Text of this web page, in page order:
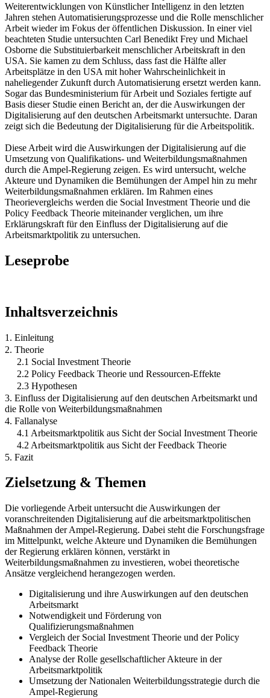
Weiterentwicklungen von Künstlicher Intelligenz in den letzten
Jahren stehen Automatisierungsprozesse und die Rolle menschlicher
Arbeit wieder im Fokus der öffentlichen Diskussion. In einer viel
beachteten Studie untersuchten Carl Benedikt Frey und Michael
Osborne die Substituierbarkeit menschlicher Arbeitskraft in den
USA. Sie kamen zu dem Schluss, dass fast die Hälfte aller
Arbeitsplätze in den USA mit hoher Wahrscheinlichkeit in
naheliegender Zukunft durch Automatisierung ersetzt werden kann.
Sogar das Bundesministerium für Arbeit und Soziales fertigte auf
Basis dieser Studie einen Bericht an, der die Auswirkungen der
Digitalisierung auf den deutschen Arbeitsmarkt untersuchte. Daran
zeigt sich die Bedeutung der Digitalisierung für die Arbeitspolitik.
Diese Arbeit wird die Auswirkungen der Digitalisierung auf die
Umsetzung von Qualifikations- und Weiterbildungsmaßnahmen
durch die Ampel-Regierung zeigen. Es wird untersucht, welche
Akteure und Dynamiken die Bemühungen der Ampel hin zu mehr
Weiterbildungsmaßnahmen erklären. Im Rahmen eines
Theorievergleichs werden die Social Investment Theorie und die
Policy Feedback Theorie miteinander verglichen, um ihre
Erklärungskraft für den Einfluss der Digitalisierung auf die
Arbeitsmarktpolitik zu untersuchen.
Leseprobe
Inhaltsverzeichnis
1. Einleitung
2. Theorie
2.1 Social Investment Theorie
2.2 Policy Feedback Theorie und Ressourcen-Effekte
2.3 Hypothesen
3. Einfluss der Digitalisierung auf den deutschen Arbeitsmarkt und
die Rolle von Weiterbildungsmaßnahmen
4. Fallanalyse
4.1 Arbeitsmarktpolitik aus Sicht der Social Investment Theorie
4.2 Arbeitsmarktpolitik aus Sicht der Feedback Theorie
5. Fazit
Zielsetzung & Themen
Die vorliegende Arbeit untersucht die Auswirkungen der
voranschreitenden Digitalisierung auf die arbeitsmarktpolitischen
Maßnahmen der Ampel-Regierung. Dabei steht die Forschungsfrage
im Mittelpunkt, welche Akteure und Dynamiken die Bemühungen
der Regierung erklären können, verstärkt in
Weiterbildungsmaßnahmen zu investieren, wobei theoretische
Ansätze vergleichend herangezogen werden.
Digitalisierung und ihre Auswirkungen auf den deutschen
Arbeitsmarkt
Notwendigkeit und Förderung von
Qualifizierungsmaßnahmen
Vergleich der Social Investment Theorie und der Policy
Feedback Theorie
Analyse der Rolle gesellschaftlicher Akteure in der
Arbeitsmarktpolitik
Umsetzung der Nationalen Weiterbildungsstrategie durch die
Ampel-Regierung